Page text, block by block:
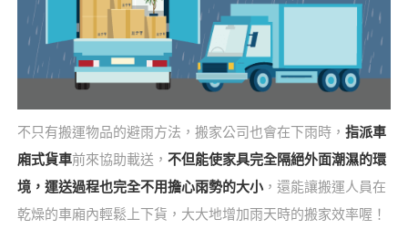
不只有搬運物品的避雨方法，搬家公司也會在下雨時， 指派車
廂式貨車前來協助載送， 不但能使家具完全隔絕外面潮濕的環
境，運送過程也完全不用擔心雨勢的大小，還能讓搬運人員在
乾燥的車廂內輕鬆上下貨，大大地增加雨天時的搬家效率喔！